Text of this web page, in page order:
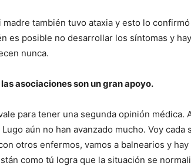
también tuvo ataxia y esto lo
es posible no desarrollar los síntomas y
nunca.
asociaciones son un gran apoyo.
para tener una segunda opinión médica.
aún no han avanzado mucho. Voy cada
otros enfermos, vamos a balnearios y hay
como tú logra que la situación se